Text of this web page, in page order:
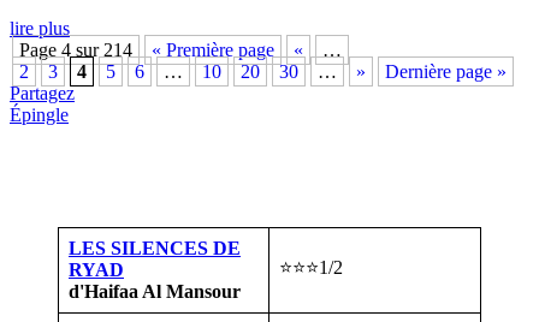
lire plus
Page 4 sur 214
« Première page «
…
2
3 4 5 6 … 10 20 30 … »
Dernière page »
Partagez
Épingle
LES SILENCES DE
RYAD
d'Haifaa Al Mansour
⭐⭐⭐1/2